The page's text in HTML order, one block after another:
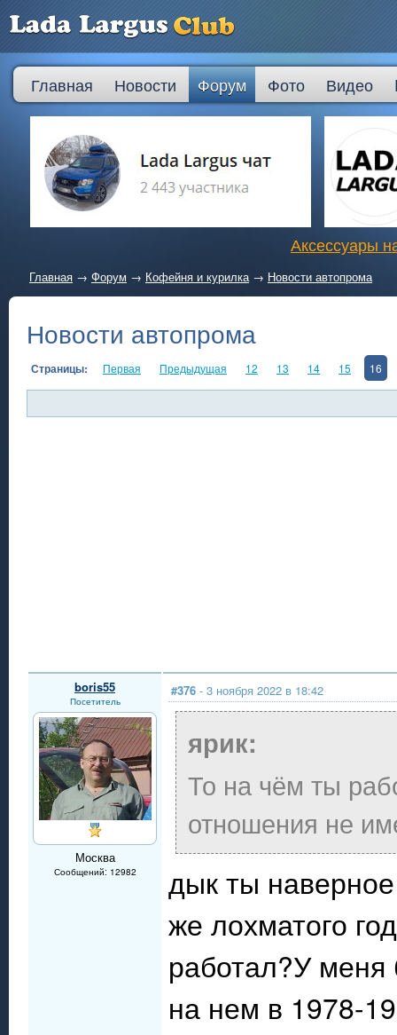
Главная Новости Форум Фото Видео
Аксессуары
Главная → Форум → Кофейня и курилка→ Новости автопрома
Новости автопрома
Страницы: Первая Предыдущая 12 13 14 15 16
boris55
Посетитель
Москва
Сообщений: 12982
#376 - 3 ноября 2022 в 18:42
ярик:
То на чём ты
отношения не
дык ты
же лохматого
работал?У меня
на нем в 1978-